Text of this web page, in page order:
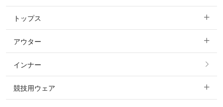
すべてのキュロット
フルグリップ・尻革 キュロット
ニーグリップ・膝革 キュロット
トップス
すべてのトップス
ポロシャツ
カットソー・Tシャツ・タンクトップ
アウター
すべてのアウター
コート
インナー
競技用ウェア